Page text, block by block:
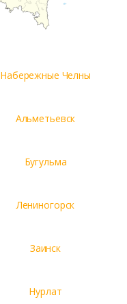
Набережные Челны
Альметьевск
Бугульма
Лениногорск
Заинск
Нурлат